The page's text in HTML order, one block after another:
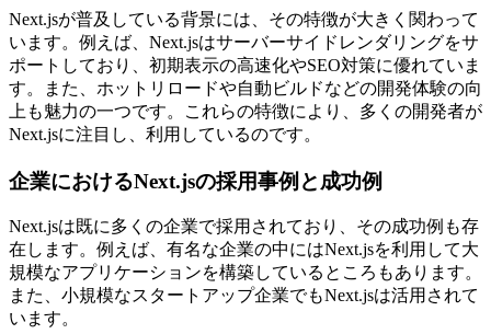
Next.jsが普及している背景には、その特徴が大きく関わって
います。例えば、Next.jsはサーバーサイドレンダリングをサ
ポートしており、初期表示の高速化やSEO対策に優れていま
す。また、ホットリロードや自動ビルドなどの開発体験の向
上も魅力の一つです。これらの特徴により、多くの開発者が
Next.jsに注目し、利用しているのです。
企業におけるNext.jsの採用事例と成功例
Next.jsは既に多くの企業で採用されており、その成功例も存
在します。例えば、有名な企業の中にはNext.jsを利用して大
規模なアプリケーションを構築しているところもあります。
また、小規模なスタートアップ企業でもNext.jsは活用されて
います。